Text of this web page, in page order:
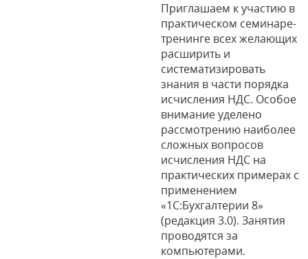
Приглашаем к участию в
практическом семинаре-
тренинге всех желающих
расширить и
систематизировать
знания в части порядка
исчисления НДС. Особое
внимание уделено
рассмотрению наиболее
сложных вопросов
исчисления НДС на
практических примерах с
применением
«1С:Бухгалтерии 8»
(редакция 3.0). Занятия
проводятся за
компьютерами.